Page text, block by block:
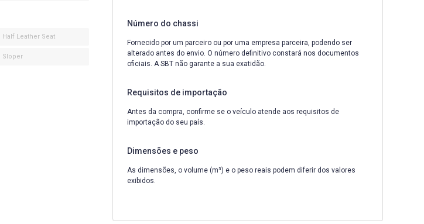
Número do chassi
Fornecido por um parceiro ou por uma empresa parceira, podendo ser
alterado antes do envio. O número definitivo constará nos documentos
oficiais. A SBT não garante a sua exatidão.
Requisitos de importação
Antes da compra, confirme se o veículo atende aos requisitos de
importação do seu país.
Dimensões e peso
As dimensões, o volume (m³) e o peso reais podem diferir dos valores
exibidos.
Half Leather Seat
Sloper